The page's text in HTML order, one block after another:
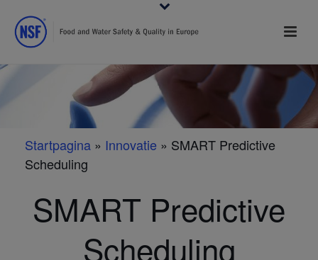
Startpagina » Innovatie » SMART Predictive
Scheduling
SMART Predictive
Scheduling